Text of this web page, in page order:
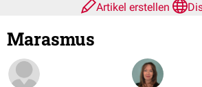
Artikel erstellen
Marasmus